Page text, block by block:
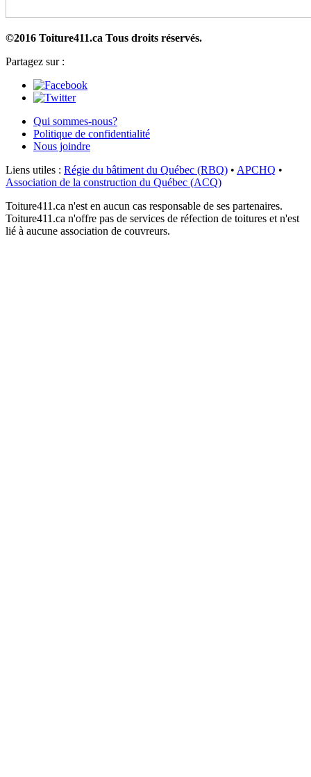
©2016 Toiture411.ca Tous droits réservés.
Partagez sur :
Qui sommes-nous?
Politique de confidentialité
Nous joindre
Liens utiles : Régie du bâtiment du Québec (RBQ) • APCHQ •
Association de la construction du Québec (ACQ)
Toiture411.ca n'est en aucun cas responsable de ses partenaires.
Toiture411.ca n'offre pas de services de réfection de toitures et n'est
lié à aucune association de couvreurs.